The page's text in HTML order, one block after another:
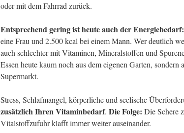
oder mit dem Fahrrad zurück.
Entsprechend gering ist heute auch der Energiebedarf:
eine Frau und 2.500 kcal bei einem Mann. Wer deutlich
auch schlechter mit Vitaminen, Mineralstoffen und
Essen heute kaum noch aus dem eigenen Garten, sondern
Supermarkt.
Stress, Schlafmangel, körperliche und seelische
zusätzlich Ihren Vitaminbedarf. Die Folge: Die Schere
Vitalstoffzufuhr klafft immer weiter auseinander.